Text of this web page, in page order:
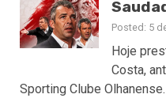
Posted: 5
Hoje
Costa,
Sporting Clube